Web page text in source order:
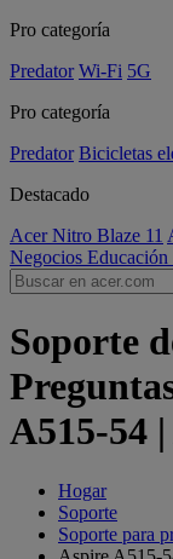
Pro categoría
Predator Wi-Fi 5G
Pro categoría
Predator Bicicletas
Destacado
Acer Nitro Blaze 11
Negocios Educación
Soporte
A515-54
Hogar
Soporte
Soporte para